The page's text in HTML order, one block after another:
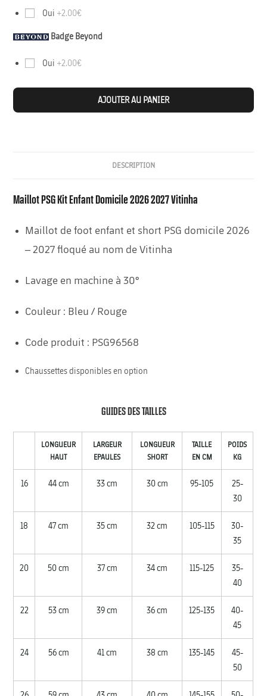
Oui +2.00€
Badge Beyond
Oui +2.00€
AJOUTER AU PANIER
DESCRIPTION
Maillot PSG Kit Enfant Domicile 2026 2027 Vitinha
Maillot de foot enfant et short PSG domicile 2026
– 2027 floqué au nom de Vitinha
Lavage en machine à 30°
Couleur : Bleu / Rouge
Code produit : PSG96568
Chaussettes disponibles en option
GUIDES DES TAILLES
LONGUEUR
HAUT
LARGEUR
EPAULES
LONGUEUR
SHORT
TAILLE
EN CM
POIDS
KG
16 44 cm 33 cm 30 cm 95-105
25-
30
18 47 cm 35 cm 32 cm 105-115
30-
35
20 50 cm 37 cm 34 cm 115-125
35-
40
22 53 cm 39 cm 36 cm 125-135
40-
45
24 56 cm 41 cm 38 cm 135-145
45-
50